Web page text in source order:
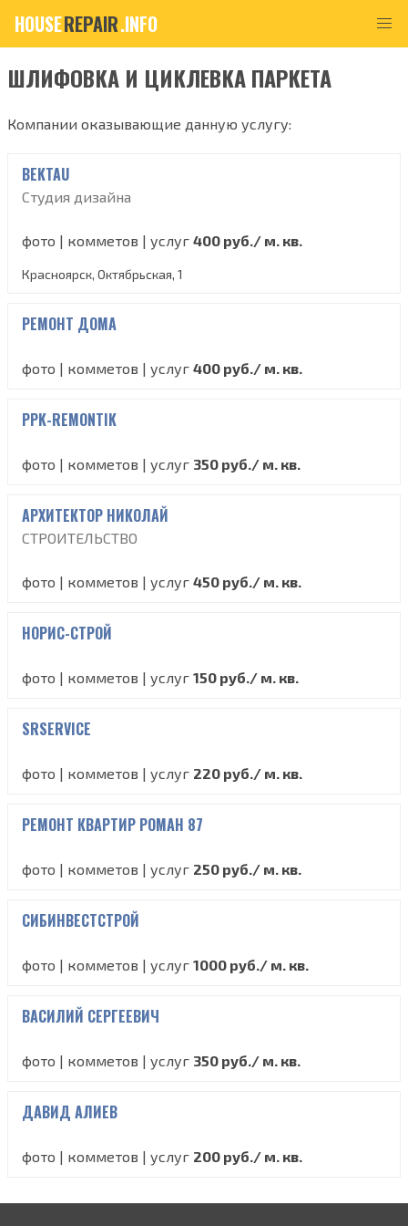
HOUSEREPAIR.INFO
ШЛИФОВКА И ЦИКЛЕВКА ПАРКЕТА
Компании оказывающие данную услугу:
BEKTAU
Студия дизайна
фото | комметов | услуг 400 руб./ м. кв.
Красноярск, Октябрьская, 1
РЕМОНТ ДОМА
фото | комметов | услуг 400 руб./ м. кв.
PPK-REMONTIK
фото | комметов | услуг 350 руб./ м. кв.
АРХИТЕКТОР НИКОЛАЙ
СТРОИТЕЛЬСТВО
фото | комметов | услуг 450 руб./ м. кв.
НОРИС-СТРОЙ
фото | комметов | услуг 150 руб./ м. кв.
SRSERVICE
фото | комметов | услуг 220 руб./ м. кв.
РЕМОНТ КВАРТИР РОМАН 87
фото | комметов | услуг 250 руб./ м. кв.
СИБИНВЕСТСТРОЙ
фото | комметов | услуг 1000 руб./ м. кв.
ВАСИЛИЙ СЕРГЕЕВИЧ
фото | комметов | услуг 350 руб./ м. кв.
ДАВИД АЛИЕВ
фото | комметов | услуг 200 руб./ м. кв.